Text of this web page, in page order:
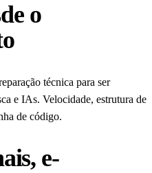
o
técnica para ser
e IAs. Velocidade, estrutura de
de código.
e-